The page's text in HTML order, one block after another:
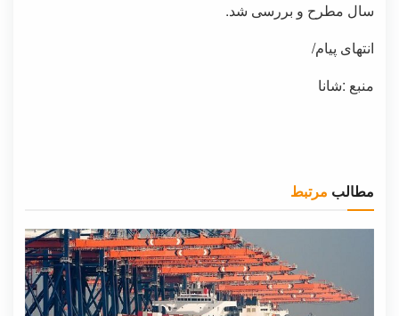
سال مطرح و بررسی شد.
انتهای پیام/
منبع :شانا
مطالب مرتبط